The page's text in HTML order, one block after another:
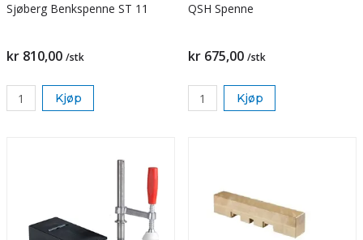
Sjøberg Benkspenne ST 11
kr 810,00 /stk
Kjøp
QSH Spenne
kr 675,00 /stk
Kjøp